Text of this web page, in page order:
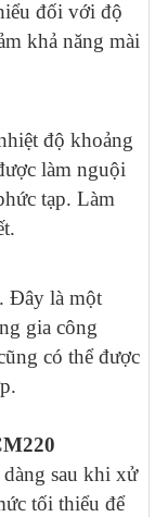
đối với độ
khả năng mài
độ khoảng
làm nguội
tạp. Làm
Đây là một
gia công
có thể được
sau khi xử
tối thiểu để